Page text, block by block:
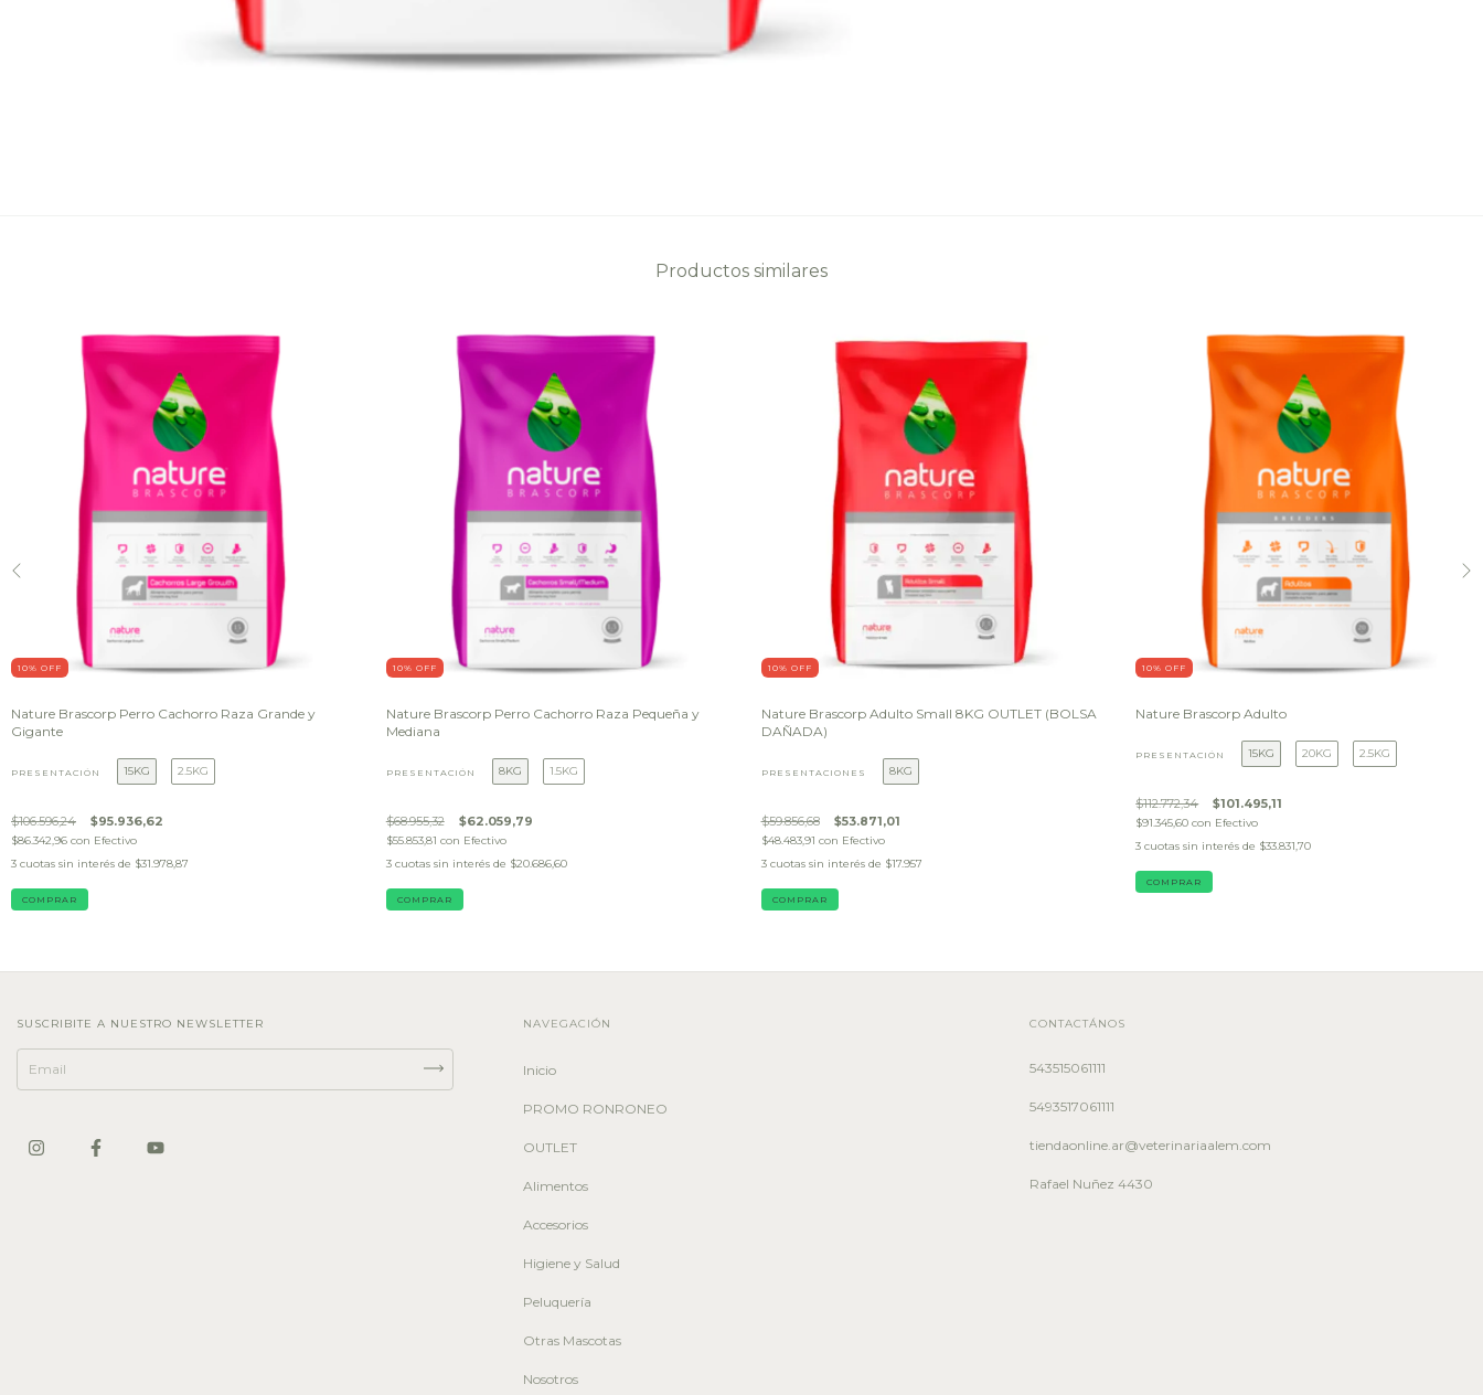
Productos similares
10% OFF
Nature Brascorp Perro Cachorro Raza Grande y
Gigante
PRESENTACIÓN 15KG 2.5KG
$106.596,24 $95.936,62
$86.342,96 con Efectivo
3 cuotas sin interés de $31.978,87
COMPRAR
10% OFF
Nature Brascorp Perro Cachorro Raza Pequeña y
Mediana
PRESENTACIÓN 8KG 1.5KG
$68.955,32 $62.059,79
$55.853,81 con Efectivo
3 cuotas sin interés de $20.686,60
COMPRAR
10% OFF
Nature Brascorp Adulto Small 8KG OUTLET (BOLSA
DAÑADA)
PRESENTACIONES 8KG
$59.856,68 $53.871,01
$48.483,91 con Efectivo
3 cuotas sin interés de $17.957
COMPRAR
10% OFF
Nature Brascorp Adulto
PRESENTACIÓN 15KG 20KG 2.5KG
$112.772,34 $101.495,11
$91.345,60con Efectivo
3 cuotas sin interés de $33.831,70
COMPRAR
SUSCRIBITE A NUESTRO NEWSLETTER NAVEGACIÓN
Inicio
PROMO RONRONEO
OUTLET
Alimentos
Accesorios
Higiene y Salud
Peluquería
Otras Mascotas
Nosotros
CONTACTÁNOS
543515061111
5493517061111
tiendaonline.ar@veterinariaalem.com
Rafael Nuñez 4430